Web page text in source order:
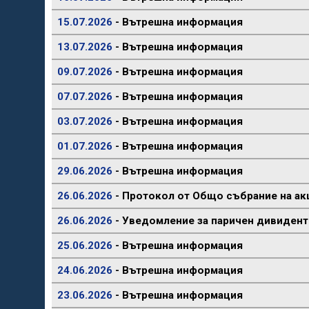
15.07.2026 - Вътрешна информация
13.07.2026 - Вътрешна информация
09.07.2026 - Вътрешна информация
07.07.2026 - Вътрешна информация
03.07.2026 - Вътрешна информация
01.07.2026 - Вътрешна информация
29.06.2026 - Вътрешна информация
26.06.2026 - Протокол от Общо събрание на
26.06.2026 - Уведомление за паричен дивидент
25.06.2026 - Вътрешна информация
24.06.2026 - Вътрешна информация
23.06.2026 - Вътрешна информация